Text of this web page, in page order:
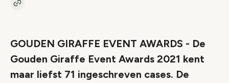
Kopieer link naar artikel
GOUDEN GIRAFFE EVENT AWARDS - De
Gouden Giraffe Event Awards 2021 kent
maar liefst 71 ingeschreven cases. De